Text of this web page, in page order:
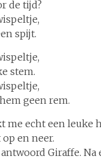
de tijd?
spijt.
stem.
geen rem.
me echt een leuke
en neer.
Giraffe. Na